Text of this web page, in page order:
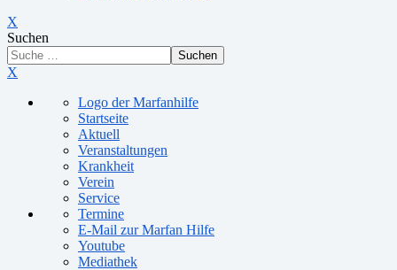
X
Suchen
Suchen
X
Logo der Marfanhilfe
Startseite
Aktuell
Veranstaltungen
Krankheit
Verein
Service
Termine
E-Mail zur Marfan Hilfe
Youtube
Mediathek